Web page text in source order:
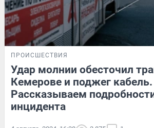
ПРОИСШЕСТВИЯ
Удар молнии обесточил
Кемерове и поджег кабель.
Рассказываем
инцидента